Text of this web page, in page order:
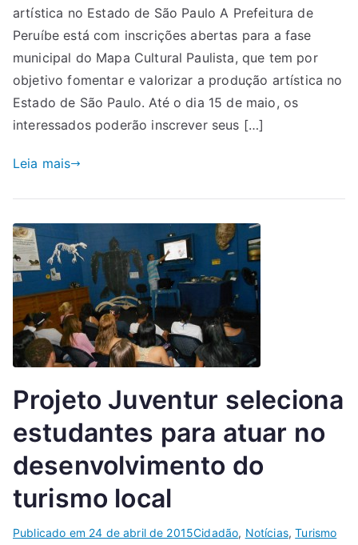
artística no Estado de São Paulo A Prefeitura de
Peruíbe está com inscrições abertas para a fase
municipal do Mapa Cultural Paulista, que tem por
objetivo fomentar e valorizar a produção artística no
Estado de São Paulo. Até o dia 15 de maio, os
interessados poderão inscrever seus […]
Leia mais
Projeto Juventur seleciona
estudantes para atuar no
desenvolvimento do
turismo local
Publicado em 24 de abril de 2015Cidadão, Notícias,Turismo